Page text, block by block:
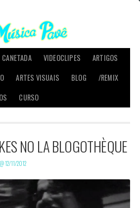
CANETADA VIDEOCLIPES
ARTIGOS
ARTES VISUAIS BLOG
/REMIX
CURSO
NO LA BLOGOTHÈQUE
12/11/2012